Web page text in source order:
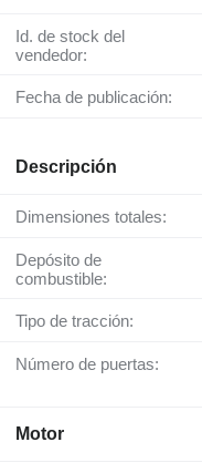
Id. de stock del
vendedor:
Fecha de publicación:
Descripción
Dimensiones totales:
Depósito de
combustible:
Tipo de tracción:
Número de puertas:
Motor